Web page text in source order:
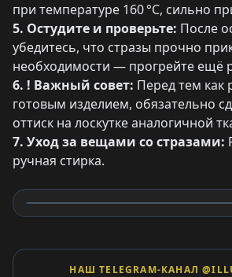
при температуре 160 °C, сильно
5. Остудите и проверьте: После
убедитесь, что стразы прочно
необходимости — прогрейте ещё
6. ! Важный совет: Перед тем как
готовым изделием, обязательно
оттиск на лоскутке аналогичной
7. Уход за вещами со стразами:
ручная стирка.
НАШ TELEGRAM-КАНАЛ